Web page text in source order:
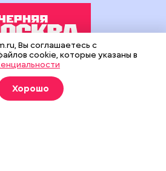
поддержке Департамента
и рекламы города Москвы.
технологии
предоставления информации
Вы соглашаетесь с
cookie, которые указаны в
Хорошо